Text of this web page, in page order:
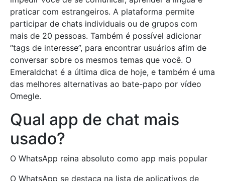
praticar com estrangeiros. A plataforma permite
participar de chats individuais ou de grupos com
mais de 20 pessoas. Também é possível adicionar
“tags de interesse”, para encontrar usuários afim de
conversar sobre os mesmos temas que você. O
Emeraldchat é a última dica de hoje, e também é uma
das melhores alternativas ao bate-papo por vídeo
Omegle.
Qual app de chat mais
usado?
O WhatsApp reina absoluto como app mais popular
O WhatsApp se destaca na lista de aplicativos de